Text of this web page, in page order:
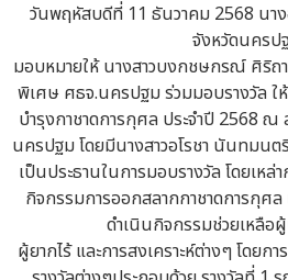
วันพฤหัสบดีที่ 11 ธันวาคม 2568 นา
จังหวัดนครป
มอบหมายให้ นางสาวบงกชษกรณ์ ศิริถ
พิเศษ ศธจ.นครปฐม ร่วมมอบรางวัล ใ
บำรุงกาชาดการกุศล ประจำปี 2568 ณ
นครปฐม โดยมีนางสาวอโรชา นันทมนต
เป็นประธานในการมอบรางวัล โดยเหล่
กิจกรรมการออกสลากกาชาดการกุศล
ดำเนินกิจกรรมช่วยเหลือ
ผู้ยากไร้ และการสงเคราะห์ต่างๆ โดย